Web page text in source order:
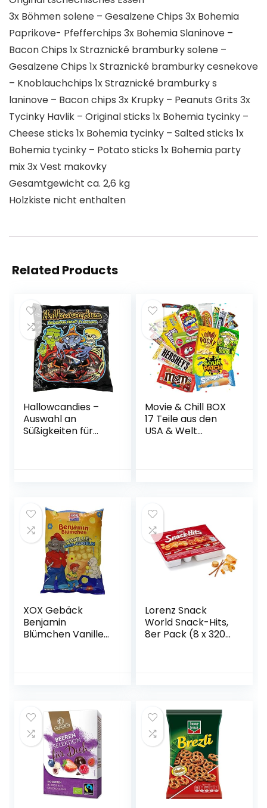
3x Böhmen solene – Gesalzene Chips 3x Bohemia
Paprikove- Pfefferchips 3x Bohemia Slaninove –
Bacon Chips 1x Straznické bramburky solene –
Gesalzene Chips 1x Straznické bramburky cesnekove
– Knoblauchchips 1x Straznické bramburky s
laninove – Bacon chips 3x Krupky – Peanuts Grits 3x
Tycinky Havlik – Original sticks 1x Bohemia tycinky –
Cheese sticks 1x Bohemia tycinky – Salted sticks 1x
Bohemia tycinky – Potato sticks 1x Bohemia party
mix 3x Vest makovky
Gesamtgewicht ca. 2,6 kg
Holzkiste nicht enthalten
Related Products
Hallowcandies –
Auswahl an
Süßigkeiten für
Movie & Chill BOX
17 Teile aus den
USA & Welt
XOX Gebäck
Benjamin
Blümchen Vanille-
Lorenz Snack
World Snack-Hits,
8er Pack (8 x 320